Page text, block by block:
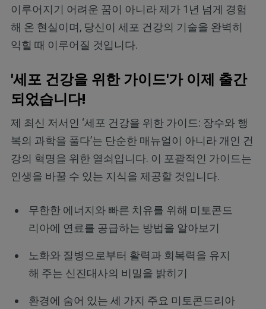
이루어지기 어려운 꿈이 아니라 제가 1년 넘게 경험
해 온 현실이며, 당신이 세포 건강의 기술을 완벽히
익힐 때 이루어질 것입니다.
'세포 건강을 위한 가이드'가 이제 출간
되었습니다!
제 최신 저서인 ‘세포 건강을 위한 가이드: 장수와 행
복의 과학을 풀다’는 단순한 매뉴얼이 아니라 개인 건
강의 혁명을 위한 열쇠입니다. 이 포괄적인 가이드는
인생을 바꿀 수 있는 지식을 제공할 것입니다.
무한한 에너지와 빠른 치유를 위해 미토콘드
리아에 연료를 공급하는 방법을 알아보기
노화와 질병으로부터 활력과 회복력을 유지
해 주는 신진대사의 비밀을 밝히기
환경에 숨어 있는 세 가지 주요 미토콘드리아